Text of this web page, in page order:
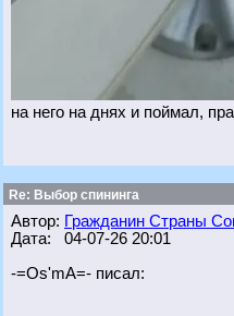
на него на днях и поймал,
Re: Выбор спининга
Автор: Гражданин Страны
Дата: 04-07-26 20:01
-=Os'mA=- писал: